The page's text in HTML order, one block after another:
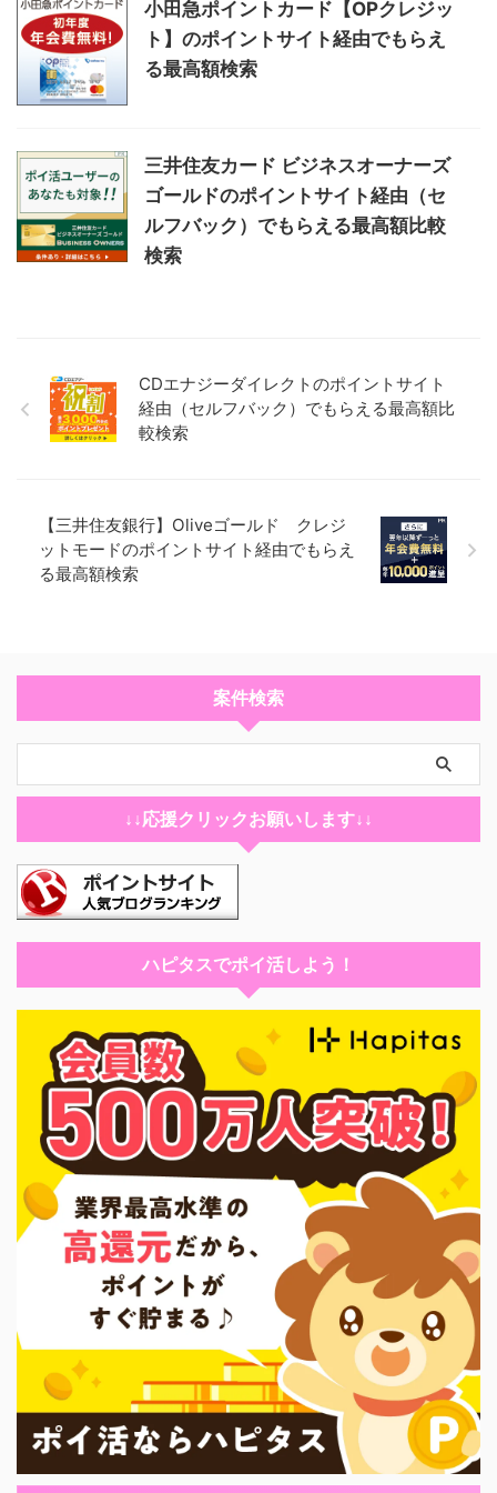
小田急ポイントカード【OPクレジッ
ト】のポイントサイト経由でもらえ
る最高額検索
三井住友カード ビジネスオーナーズ
ゴールドのポイントサイト経由（セ
ルフバック）でもらえる最高額比較
検索
CDエナジーダイレクトのポイントサイト
経由（セルフバック）でもらえる最高額比
較検索
【三井住友銀行】Oliveゴールド クレジ
ットモードのポイントサイト経由でもらえ
る最高額検索
案件検索
↓↓応援クリックお願いします↓↓
ハピタスでポイ活しよう！